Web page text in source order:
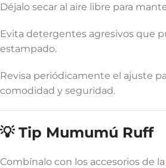
Déjalo secar al aire libre para
Evita detergentes agresivos que
estampado.
Revisa periódicamente el ajuste
comodidad y seguridad.
💡 Tip Mumumú Ruff
Combínalo con los accesorios de la